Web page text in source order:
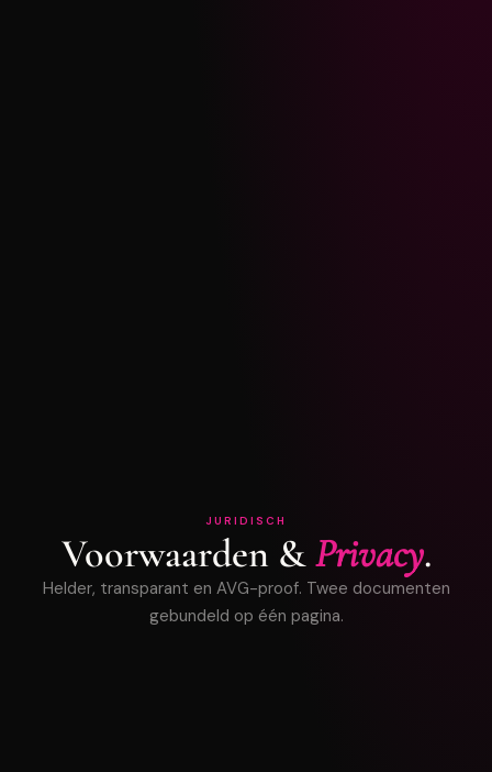
JURIDISCH
Voorwaarden &Privacy.
Helder, transparant en AVG-proof. Twee documenten
gebundeld op één pagina.